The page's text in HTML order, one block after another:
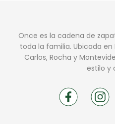
Once es la cadena de
toda la familia. Ubicada en
Carlos, Rocha y
estilo y